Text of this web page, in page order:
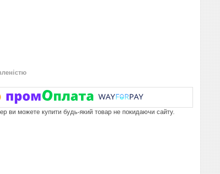
ви можете купити будь-який товар не покидаючи сайту.